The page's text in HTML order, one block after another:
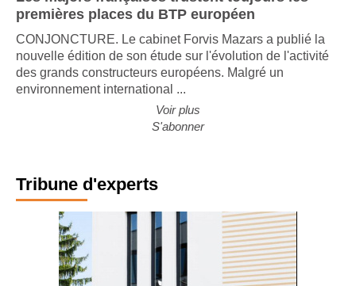
Les majors françaises trustent toujours les
premières places du BTP européen
CONJONCTURE. Le cabinet Forvis Mazars a publié la
nouvelle édition de son étude sur l'évolution de l'activité
des grands constructeurs européens. Malgré un
Voir plus
Tribune d'experts